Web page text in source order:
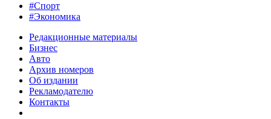
#Спорт
#Экономика
Редакционные материалы
Бизнес
Авто
Архив номеров
Об издании
Рекламодателю
Контакты